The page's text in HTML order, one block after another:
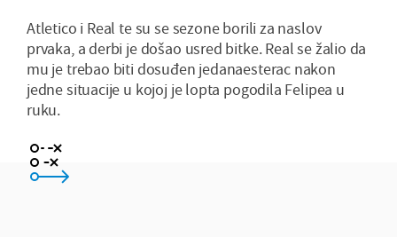
Atletico i Real te su se sezone borili za naslov
prvaka, a derbi je došao usred bitke. Real se žalio da
mu je trebao biti dosuđen jedanaesterac nakon
jedne situacije u kojoj je lopta pogodila Felipea u
ruku.